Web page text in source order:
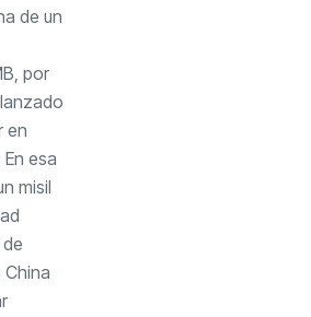
de un
por
en
esa
misil
China